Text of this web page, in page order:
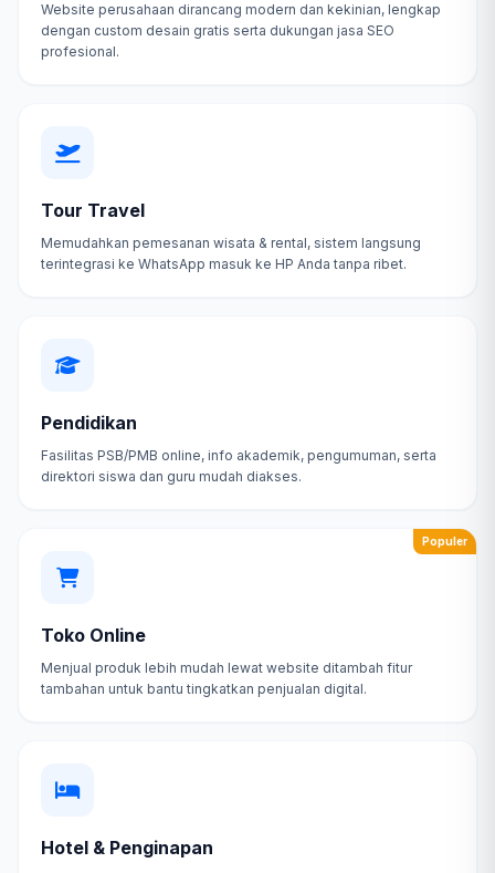
Website perusahaan dirancang modern dan kekinian, lengkap
dengan custom desain gratis serta dukungan jasa SEO
profesional.
Tour Travel
Memudahkan pemesanan wisata & rental, sistem langsung
terintegrasi ke WhatsApp masuk ke HP Anda tanpa ribet.
Pendidikan
Fasilitas PSB/PMB online, info akademik, pengumuman, serta
direktori siswa dan guru mudah diakses.
Populer
Toko Online
Menjual produk lebih mudah lewat website ditambah fitur
tambahan untuk bantu tingkatkan penjualan digital.
Hotel & Penginapan